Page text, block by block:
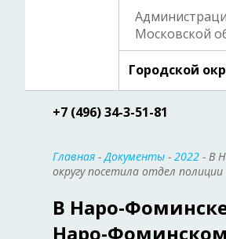
Московской
Городской
+7 (496) 34-3-51-81
Главная -Документы - 2022 - В
округу посетила отдел полиции
В Наро-
Наро-